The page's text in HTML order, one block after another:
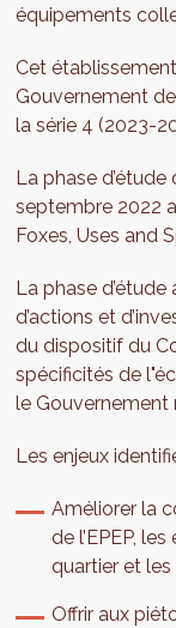
équipements
Cet
Gouvernement
la série 4 (2023-
La phase
septembre 2022
Foxes, Uses and
La phase
d’actions et
du dispositif du
spécificités de
le Gouvernement
Les enjeux
Améliorer la
de l’EPEP,
quartier et
Offrir aux